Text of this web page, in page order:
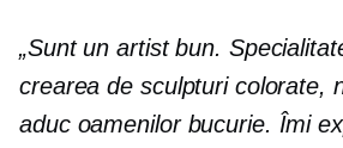
„Sunt un artist bun.
crearea de sculpturi colorate,
aduc oamenilor bucurie. Îmi